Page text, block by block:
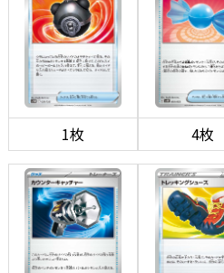
1枚 4枚